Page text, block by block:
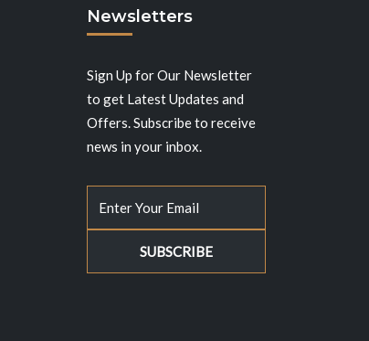
Newsletters
Sign Up for Our Newsletter
to get Latest Updates and
Offers. Subscribe to receive
news in your inbox.